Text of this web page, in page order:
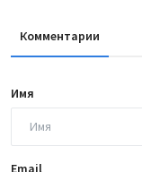
Комментарии
Имя